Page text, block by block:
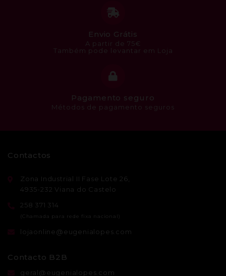
Envio Grátis
A partir de 75€
Também pode levantar em Loja
Pagamento seguro
Métodos de pagamento seguros
Contactos
Zona Industrial II Fase Lote 26,
4935-232 Viana do Castelo
258 371 314
lojaonline@eugenialopes.com
Contacto B2B
geral@eugenialopes.com